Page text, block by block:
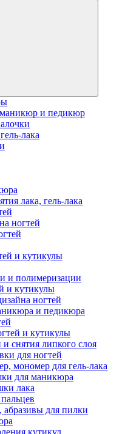
и педикюр
лака
лака, гель-лака
ногтей
и кутикулы
и полимеризации
и кутикулы
ногтей
и педикюра
и кутикулы
снятия липкого слоя
для ногтей
мономер для гель-лака
для маникюра
лака
для пилки